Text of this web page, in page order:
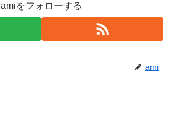
amiをフォローする
ami